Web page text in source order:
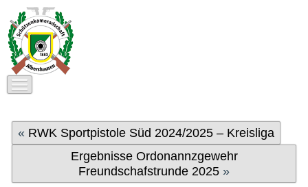
« RWK Sportpistole Süd 2024/2025 – Kreisliga
Ergebnisse Ordonannzgewehr
Freundschafstrunde 2025 »